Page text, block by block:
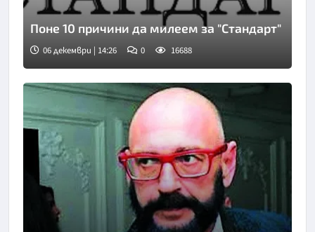
Поне 10 причини да милеем за "Стандарт"
06 декември | 14:26 0 16688